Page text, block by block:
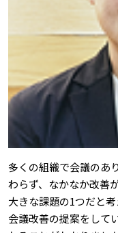
多くの組織で会議のあ
わらず、なかなか改善
大きな課題の1つだと考
会議改善の提案をして